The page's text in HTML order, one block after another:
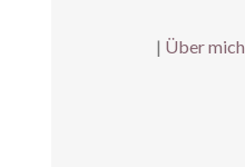
| Über mich